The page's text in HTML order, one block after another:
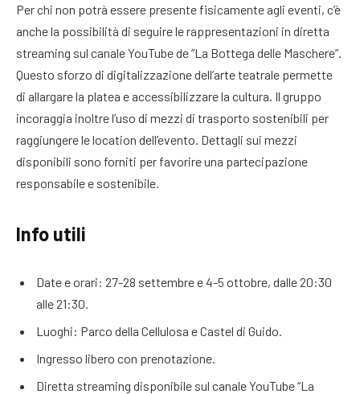
Per chi non potrà essere presente fisicamente agli eventi, c’è
anche la possibilità di seguire le rappresentazioni in diretta
streaming sul canale YouTube de “La Bottega delle Maschere”.
Questo sforzo di digitalizzazione dell’arte teatrale permette
di allargare la platea e accessibilizzare la cultura. Il gruppo
incoraggia inoltre l’uso di mezzi di trasporto sostenibili per
raggiungere le location dell’evento. Dettagli sui mezzi
disponibili sono forniti per favorire una partecipazione
responsabile e sostenibile.
Info utili
Date e orari: 27-28 settembre e 4-5 ottobre, dalle 20:30
alle 21:30.
Luoghi: Parco della Cellulosa e Castel di Guido.
Ingresso libero con prenotazione.
Diretta streaming disponibile sul canale YouTube “La